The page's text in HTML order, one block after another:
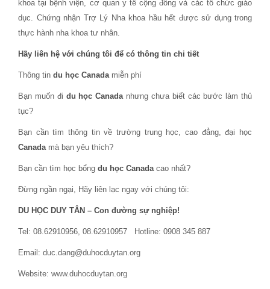
khoa tại bệnh viện, cơ quan y tế cộng đồng và các tổ chức giáo
dục. Chứng nhận Trợ Lý Nha khoa hầu hết được sử dụng trong
thực hành nha khoa tư nhân.
Hãy liên hệ với chúng tôi để có thông tin chi tiết
Thông tin du học Canada miễn phí
Bạn muốn đi du học Canada nhưng chưa biết các bước làm thủ
tục?
Bạn cần tìm thông tin về trường trung học, cao đẳng, đại học
Canada mà bạn yêu thích?
Bạn cần tìm học bổng du học Canada cao nhất?
Đừng ngần ngại, Hãy liên lạc ngay với chúng tôi:
DU HỌC DUY TÂN – Con đường sự nghiệp!
Tel: 08.62910956, 08.62910957 Hotline: 0908 345 887
Email: duc.dang@duhocduytan.org
Website: www.duhocduytan.org